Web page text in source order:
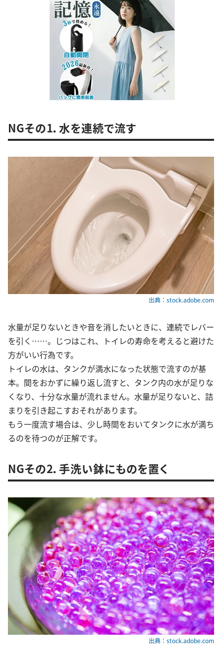
NGその1．水を連続で流す
出典：stock.adobe.com
水量が足りないときや音を消したいときに、連続でレバー
を引く……。じつはこれ、トイレの寿命を考えると避けた
方がいい行為です。
トイレの水は、タンクが満水になった状態で流すのが基
本。間をおかずに繰り返し流すと、タンク内の水が足りな
くなり、十分な水量が流れません。水量が足りないと、詰
まりを引き起こすおそれがあります。
もう一度流す場合は、少し時間をおいてタンクに水が満ち
るのを待つのが正解です。
NGその2．手洗い鉢にものを置く
出典：stock.adobe.com